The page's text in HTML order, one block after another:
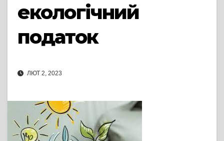
екологічний
податок
ЛЮТ 2, 2023